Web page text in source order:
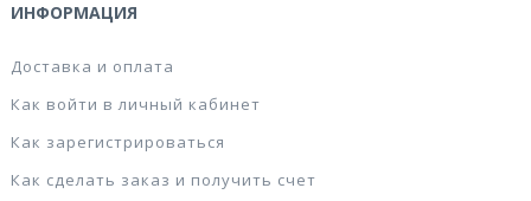
ИНФОРМАЦИЯ
Доставка и оплата
Как войти в личный кабинет
Как зарегистрироваться
Как сделать заказ и получить счет